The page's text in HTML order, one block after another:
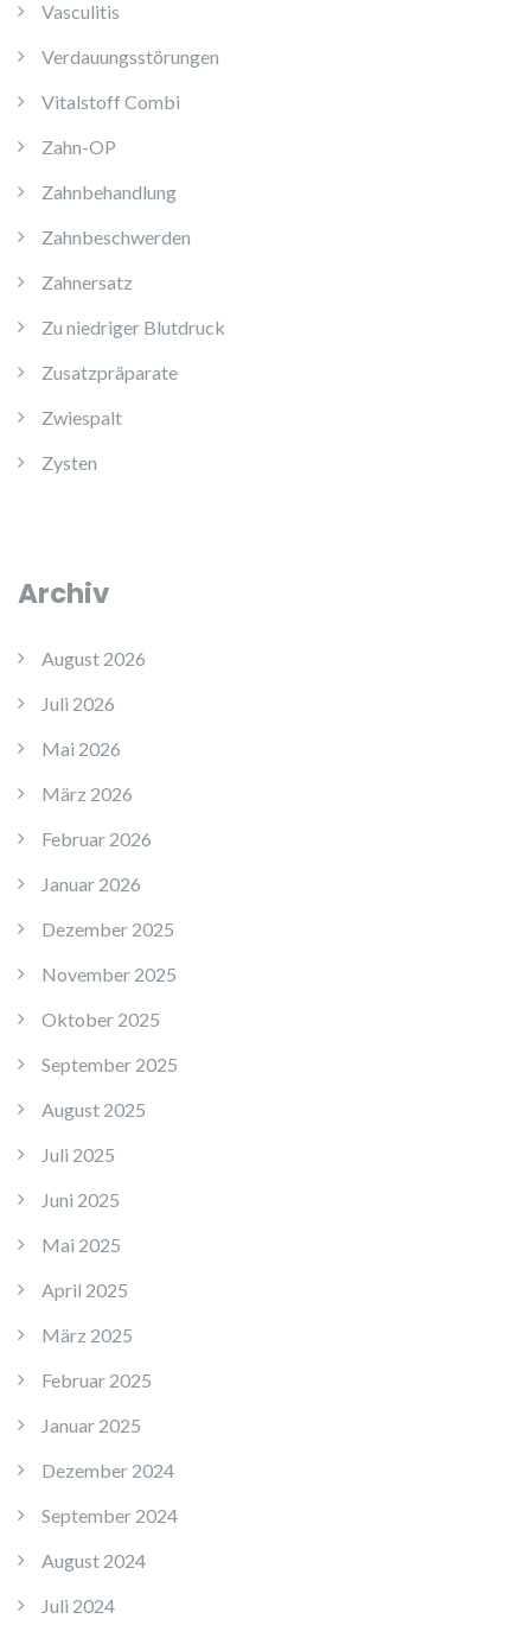
Vasculitis
Verdauungsstörungen
Vitalstoff Combi
Zahn-OP
Zahnbehandlung
Zahnbeschwerden
Zahnersatz
Zu niedriger Blutdruck
Zusatzpräparate
Zwiespalt
Zysten
Archiv
August 2026
Juli 2026
Mai 2026
März 2026
Februar 2026
Januar 2026
Dezember 2025
November 2025
Oktober 2025
September 2025
August 2025
Juli 2025
Juni 2025
Mai 2025
April 2025
März 2025
Februar 2025
Januar 2025
Dezember 2024
September 2024
August 2024
Juli 2024